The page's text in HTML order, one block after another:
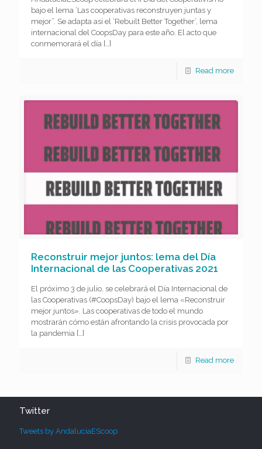
bajo el lema ‘Las cooperativas reconstruyen juntas y
mejor”. Se adapta así el ‘Rebuilt Better Together’, lema
internacional del CoopsDay para este año. El acto que
conmemorará el día […]
Read more
Reconstruir mejor juntos: lema del Día
Internacional de las Cooperativas 2021
El próximo 3 de julio, se celebrará el Día Internacional de
las Cooperativas (#CoopsDay) bajo el lema «Reconstruir
mejor juntos». Las cooperativas de todo el mundo
mostrarán cómo están afrontando la crisis provocada por
la pandemia […]
Read more
Twitter
Tweets by AndaluciaEScoop